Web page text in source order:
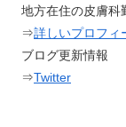
地方在住の皮膚科
⇒詳しいプロフィ
ブログ更新情報
⇒Twitter